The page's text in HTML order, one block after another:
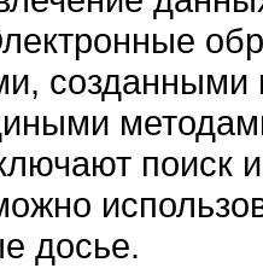
поиск
досье.